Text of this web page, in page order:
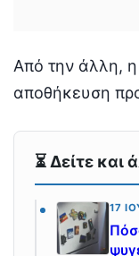
Από την άλλη, η
αποθήκευση
⏳ Δείτε και
17